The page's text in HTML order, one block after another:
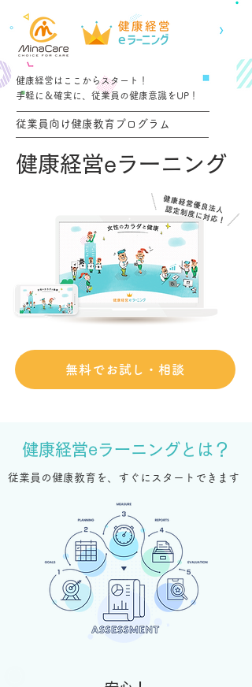
健康経営はここからスタート！
手軽に＆確実に、従業員の健康意識をUP！
従業員向け健康教育プログラム
健康経営eラーニング
無料でお試し・相談
健康経営eラーニングとは？
従業員の健康教育を、すぐにスタートできます